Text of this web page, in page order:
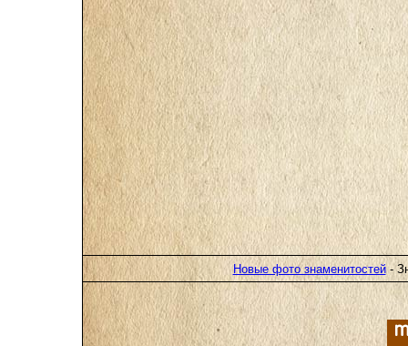
Новые фото знаменитостей-